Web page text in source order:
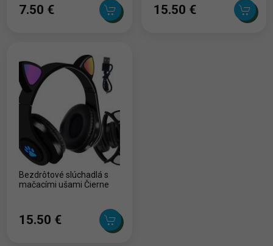
7.50 ‎€ 15.50 ‎€
Bezdrôtové slúchadlá s
mačacími ušami Čierne
15.50 ‎€